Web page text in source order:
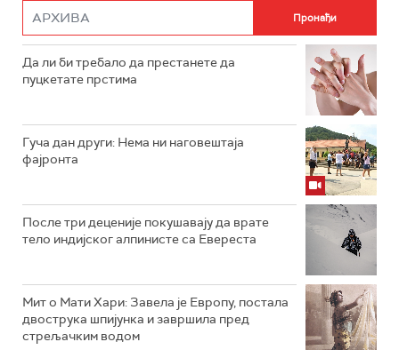
Да ли би требало да престанете да
пуцкетате прстима
Гуча дан други: Нема ни наговештаја
фајронта
После три деценије покушавају да врате
тело индијског алпинисте са Евереста
Мит о Мати Хари: Завела је Европу, постала
двострука шпијунка и завршила пред
стрељачким водом